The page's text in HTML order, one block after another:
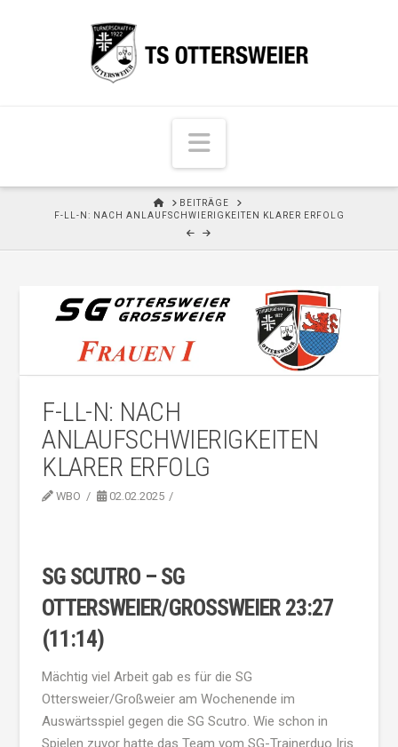
N
a
v
i
g
t
i
O
BEITRÄGE
F-LL-N: NACH ANLAUFSCHWIERIGKEITEN KLARER ERFOLG
F-LL-N: NACH
ANLAUFSCHWIERIGKEITEN
KLARER ERFOLG
WBO 02.02.2025
SG SCUTRO – SG
OTTERSWEIER/GROSSWEIER 23:27 (
11:14)
Mächtig viel Arbeit gab es für die SG
Ottersweier/Großweier am Wochenende im
Auswärtsspiel gegen die SG Scutro. Wie schon in
Spielen zuvor hatte das Team vom SG-Trainerduo Iris